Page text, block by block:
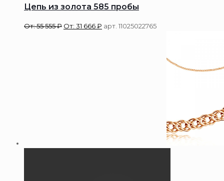
Цепь из золота 585 пробы
От:55 555₽ От: 31 666₽ арт. 11025022765